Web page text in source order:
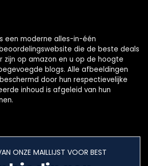
een moderne alles-in-één
die de beste deals
zijn op amazon en u op de hoogte
blogs. Alle afbeeldingen
door hun respectievelijke
inhoud is afgeleid van hun
ONZE MAILLIJST VOOR BEST